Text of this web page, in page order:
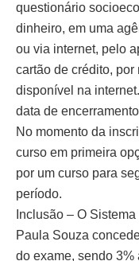
questionário
dinheiro, em uma
ou via internet, pelo
cartão de crédito, por
disponível na
data de
No momento da
curso em primeira
por um curso para
período.
Inclusão – O
Paula Souza
do exame, sendo 3%